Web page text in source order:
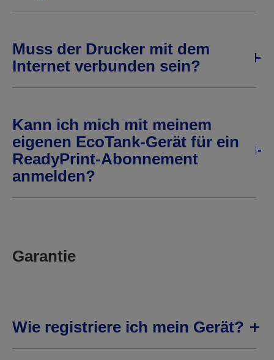
Muss der Drucker mit dem
Internet verbunden sein?
Kann ich mich mit meinem
eigenen EcoTank-Gerät für ein
ReadyPrint-Abonnement
anmelden?
Garantie
Wie registriere ich mein Gerät?